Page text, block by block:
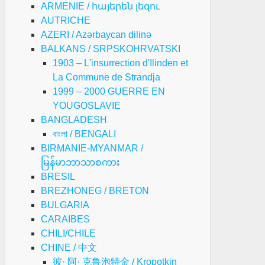
ARMENIE / հայերեն լեզու
AUTRICHE
AZERI / Azərbaycan dilinə
BALKANS / SRPSKOHRVATSKI
1903 – L'insurrection d'Ilinden et
La Commune de Strandja
1999 – 2000 GUERRE EN
YOUGOSLAVIE
BANGLADESH
বাংলা / BENGALI
BIRMANIE-MYANMAR /
မြန်မာဘာသာစကား
BRESIL
BREZHONEG / BRETON
BULGARIA
CARAIBES
CHILI/CHILE
CHINE / 中文
彼· 阿· 克鲁泡特金 / Kropotkin